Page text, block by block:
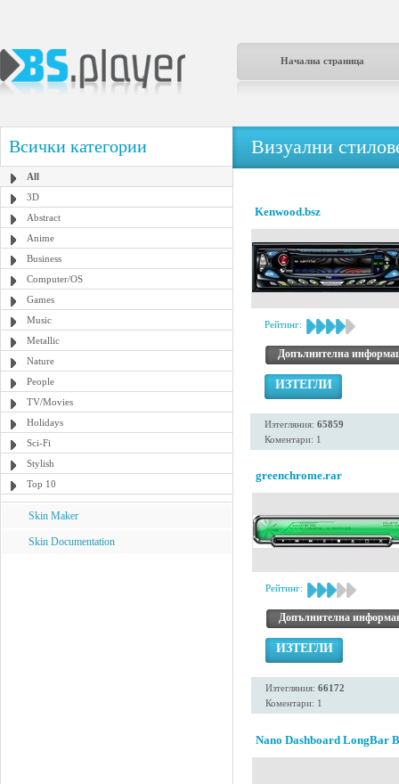
Начална страница
Всички категории
All
3D
Abstract
Anime
Business
Computer/OS
Games
Music
Metallic
Nature
People
TV/Movies
Holidays
Sci-Fi
Stylish
Top 10
Skin Maker
Skin Documentation
Визуални
Kenwood.bsz
Рейтинг:
Допълнителна
ИЗТЕГЛИ
Изтегляния: 65859
Коментари: 1
greenchrome.rar
Рейтинг:
Допълнителна
ИЗТЕГЛИ
Изтегляния: 66172
Коментари: 1
Nano Dashboard LongBar